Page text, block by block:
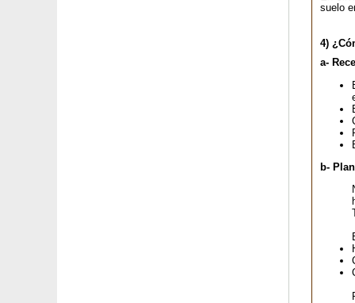
suelo
4)
a-
b-